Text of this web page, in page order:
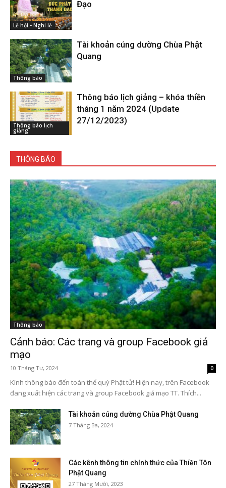
Lễ hội - Nghi lễ
Đạo
Thông báo
Tài khoản cúng dường Chùa Phật
Quang
Thông báo lịch
giảng
Thông báo lịch giảng – khóa thiền
tháng 1 năm 2024 (Update
27/12/2023)
THÔNG BÁO
Thông báo
Cảnh báo: Các trang và group Facebook giả
mạo
10 Tháng Tư, 2024 0
Kính thông báo đến toàn thể quý Phật tử! Hiện nay, trên Facebook
đang xuất hiện các trang và group Facebook giả mạo TT. Thích...
Tài khoản cúng dường Chùa Phật Quang
7 Tháng Ba, 2024
Các kênh thông tin chính thức của Thiền Tôn
Phật Quang
27 Tháng Mười, 2023